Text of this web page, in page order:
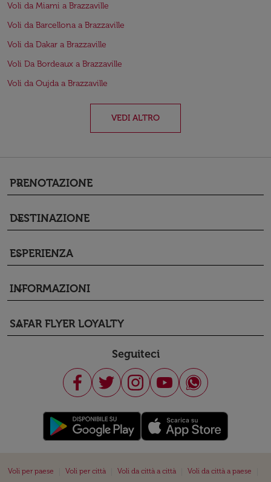
Voli da Miami a Brazzaville
Voli da Barcellona a Brazzaville
Voli da Dakar a Brazzaville
Voli Da Bordeaux a Brazzaville
Voli da Oujda a Brazzaville
VEDI ALTRO
PRENOTAZIONE
keyboard_arrow_down
DESTINAZIONE
keyboard_arrow_down
ESPERIENZA
keyboard_arrow_down
INFORMAZIONI
keyboard_arrow_down
SAFAR FLYER LOYALTY
keyboard_arrow_down
Seguiteci
Voli per paese Voli per città Voli da città a città Voli da città a paese